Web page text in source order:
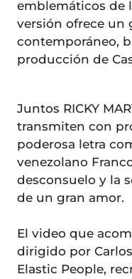
emblemáticos de
versión ofrece un
contemporáneo,
producción de
Juntos RICKY
transmiten con
poderosa letra
venezolano
desconsuelo y la
de un gran amor.
El video que
dirigido por
Elastic People,